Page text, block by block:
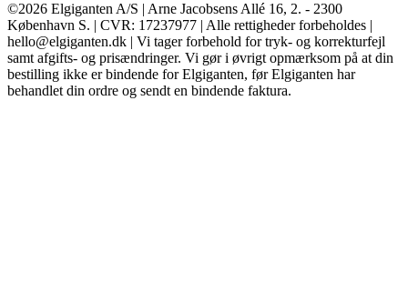
©2026 Elgiganten A/S | Arne Jacobsens Allé 16, 2. - 2300
København S. | CVR: 17237977 | Alle rettigheder forbeholdes |
hello@elgiganten.dk | Vi tager forbehold for tryk- og korrekturfejl
samt afgifts- og prisændringer. Vi gør i øvrigt opmærksom på at din
bestilling ikke er bindende for Elgiganten, før Elgiganten har
behandlet din ordre og sendt en bindende faktura.